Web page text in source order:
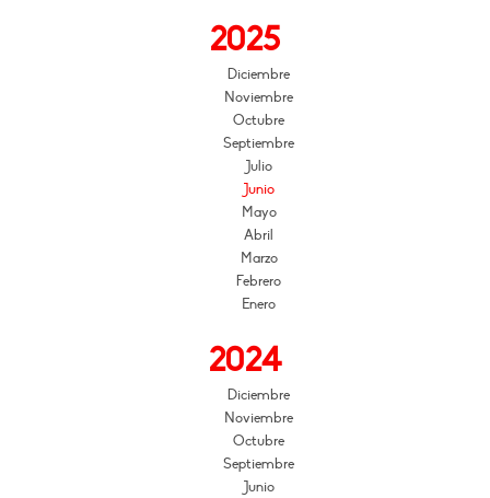
2025
Diciembre
Noviembre
Octubre
Septiembre
Julio
Junio
Mayo
Abril
Marzo
Febrero
Enero
2024
Diciembre
Noviembre
Octubre
Septiembre
Junio